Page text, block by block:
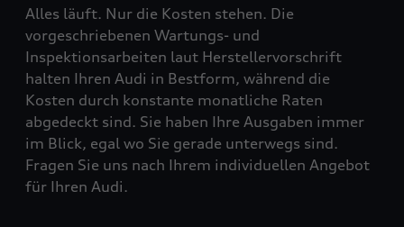
Alles läuft. Nur die Kosten stehen. Die
vorgeschriebenen Wartungs- und
Inspektionsarbeiten laut Herstellervorschrift
halten Ihren Audi in Bestform, während die
Kosten durch konstante monatliche Raten
abgedeckt sind. Sie haben Ihre Ausgaben immer
im Blick, egal wo Sie gerade unterwegs sind.
Fragen Sie uns nach Ihrem individuellen Angebot
für Ihren Audi.